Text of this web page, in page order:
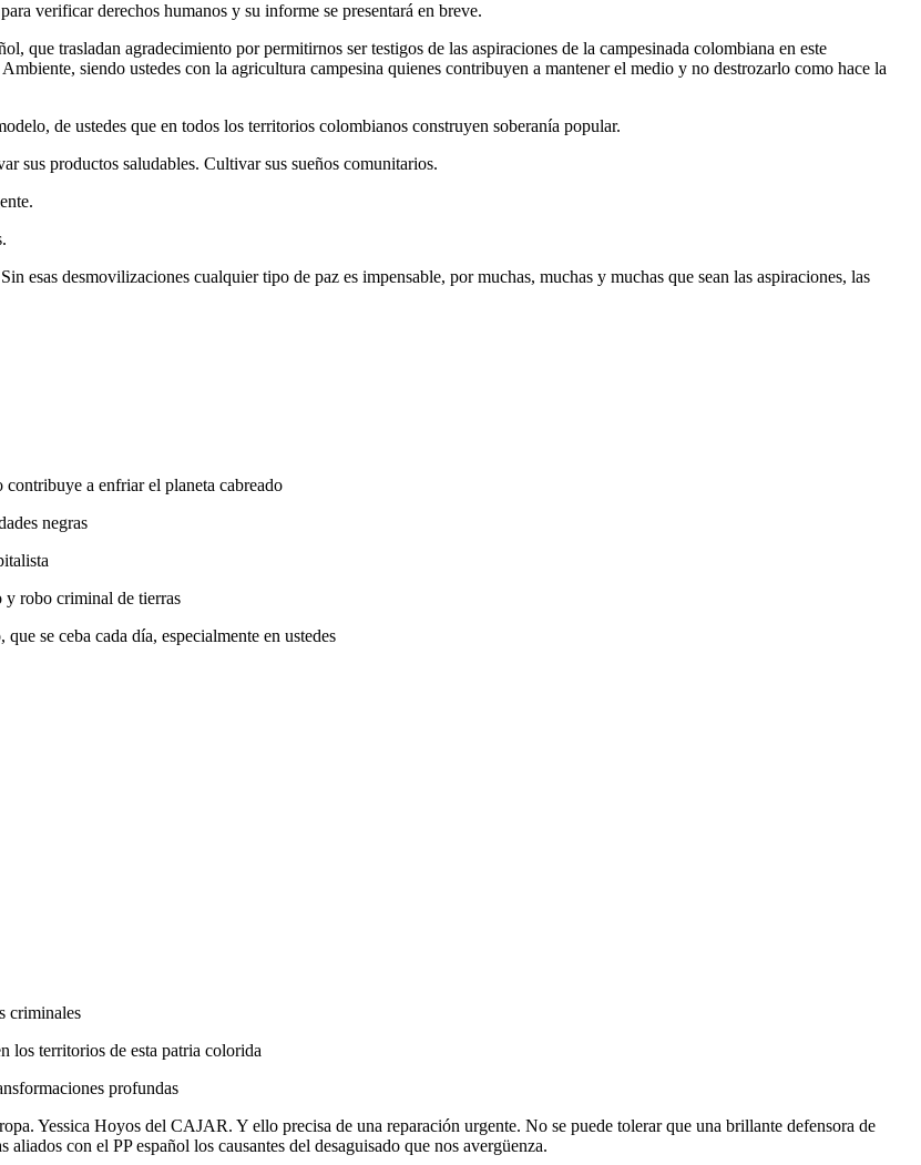
verificar derechos humanos y su informe se presentará en breve.
que trasladan agradecimiento por permitirnos ser testigos de las aspiraciones de la campesinada colombiana en este
siendo ustedes con la agricultura campesina quienes contribuyen a mantener el medio y no destrozarlo como hace la
de ustedes que en todos los territorios colombianos construyen soberanía popular.
sus productos saludables. Cultivar sus sueños comunitarios.
esas desmovilizaciones cualquier tipo de paz es impensable, por muchas, muchas y muchas que sean las aspiraciones, las
a enfriar el planeta cabreado
negras
y robo criminal de tierras
se ceba cada día, especialmente en ustedes
criminales
los territorios de esta patria colorida
profundas
Yessica Hoyos del CAJAR. Y ello precisa de una reparación urgente. No se puede tolerar que una brillante defensora de
con el PP español los causantes del desaguisado que nos avergüenza.